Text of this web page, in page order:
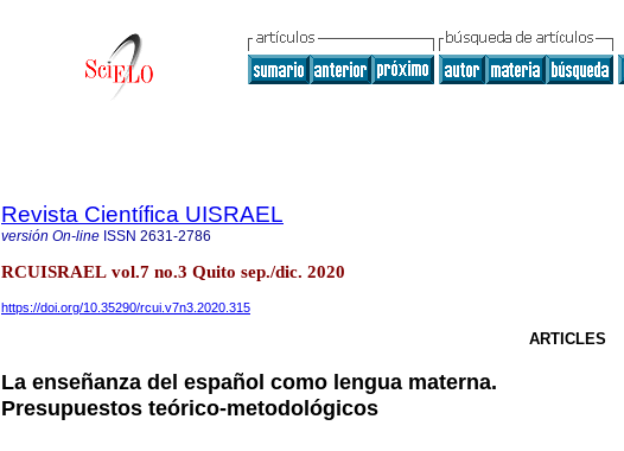
Revista Científica UISRAEL
versión On-line ISSN 2631-2786
RCUISRAEL vol.7 no.3 Quito sep./dic. 2020
https://doi.org/10.35290/rcui.v7n3.2020.315
ARTICLES
La enseñanza del español como lengua materna.
Presupuestos teórico-metodológicos